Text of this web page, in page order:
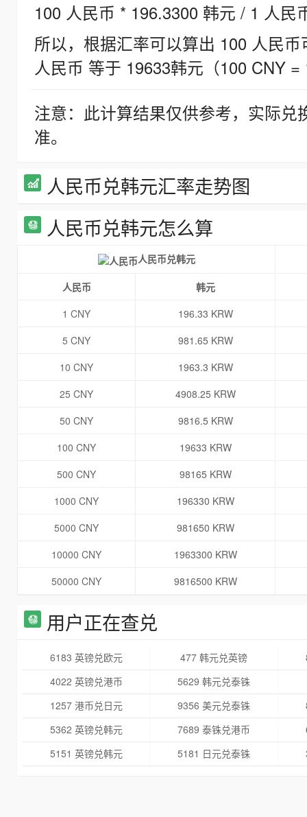
100 人民币 * 196.3300 韩元 / 1 人民
所以，根据汇率可以算出 100 人民
人民币 等于 19633韩元（100 CNY =
注意：此计算结果仅供参考，实际
准。
人民币兑韩元汇率走势图
人民币兑韩元怎么算
人民币兑韩元
人民币
韩元
1 CNY
196.33 KRW
5 CNY
981.65 KRW
10 CNY
1963.3 KRW
25 CNY
4908.25 KRW
50 CNY
9816.5 KRW
100 CNY
19633 KRW
500 CNY
98165 KRW
1000 CNY
196330 KRW
5000 CNY
981650 KRW
10000 CNY
1963300 KRW
50000 CNY
9816500 KRW
用户正在查兑
6183 英镑兑欧元 477 韩元兑英镑
4022 英镑兑港币
5629 韩元兑泰铢
1257 港币兑日元
9356 美元兑泰铢
5362 英镑兑韩元
7689 泰铢兑港币
5151 英镑兑韩元
5181 日元兑泰铢